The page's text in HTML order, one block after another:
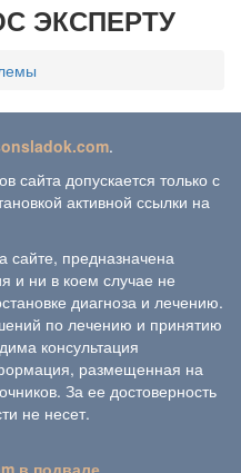
ЭКСПЕРТУ
.
сайта допускается только с
активной ссылки на
предназначена
и ни в коем случае не
диагноза и лечению.
по лечению и принятию
консультация
размещенная на
За ее достоверность
не несет.